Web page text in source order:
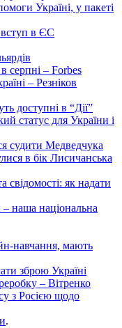
Україні, у пакеті
вступ в ЄС
серпні – Forbes
– Резніков
доступні в “Дії”
статус для України і
судити Медведчука
в бік Лисичанська
свідомості: як надати
наша національна
навчання, мають
зброю Україні
– Вітренко
з Росією щодо
.